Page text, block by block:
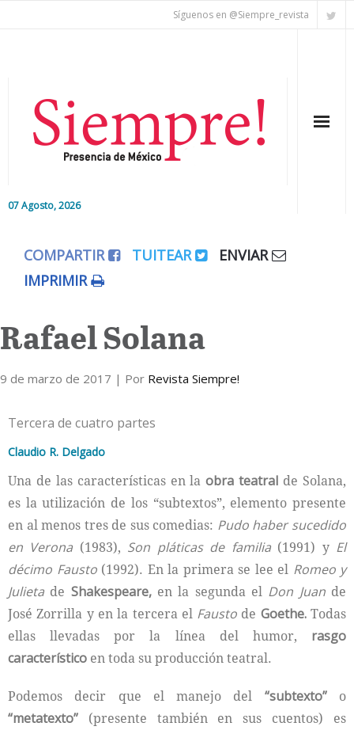
Síguenos en @Siempre_revista
07 Agosto, 2026
Editorial
Colaboradores
Internacional
Cultura
COMPARTIR TUITEAR
ENVIAR
IMPRIMIR
Rafael Solana
9 de marzo de 2017 | Por Revista Siempre!
Tercera de cuatro partes
Claudio R. Delgado
Una de las características en laobra teatral de Solana,
es la utilización de los “subtextos”, elemento presente
en al menos tres de sus comedias: Pudo haber sucedido
en Verona (1983), Son pláticas de familia (1991) y El
décimo Fausto (1992). En la primera se lee el Romeo y
Julieta de Shakespeare,en la segunda el Don Juan de
José Zorrilla y en la tercera elFausto de Goethe.Todas
ellas llevadas por la línea del humor, rasgo
característico en toda su producción teatral.
Podemos decir que el manejo del “subtexto”o
“metatexto” (presente también en sus cuentos) es